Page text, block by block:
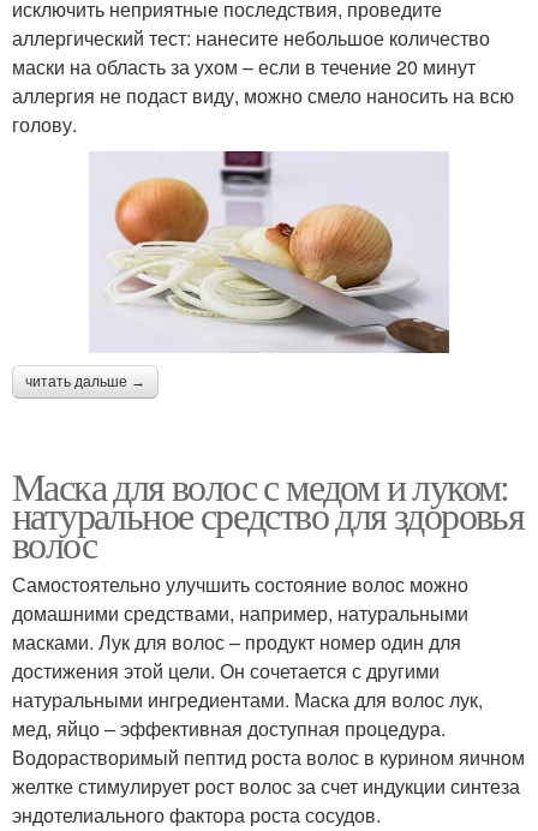
исключить неприятные последствия, проведите
аллергический тест: нанесите небольшое количество
маски на область за ухом – если в течение 20 минут
аллергия не подаст виду, можно смело наносить на всю
голову.
читать дальше →
Маска для волос с медом и луком:
натуральное средство для здоровья
волос
Самостоятельно улучшить состояние волос можно
домашними средствами, например, натуральными
масками. Лук для волос – продукт номер один для
достижения этой цели. Он сочетается с другими
натуральными ингредиентами. Маска для волос лук,
мед, яйцо – эффективная доступная процедура.
Водорастворимый пептид роста волос в курином яичном
желтке стимулирует рост волос за счет индукции синтеза
эндотелиального фактора роста сосудов.